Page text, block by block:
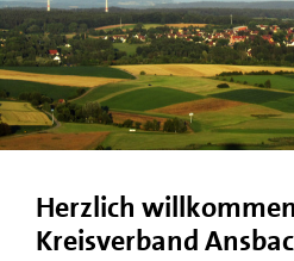
Herzlich
Kreisverband